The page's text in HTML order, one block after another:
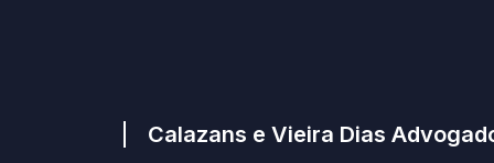
Calazans e Vieira Dias